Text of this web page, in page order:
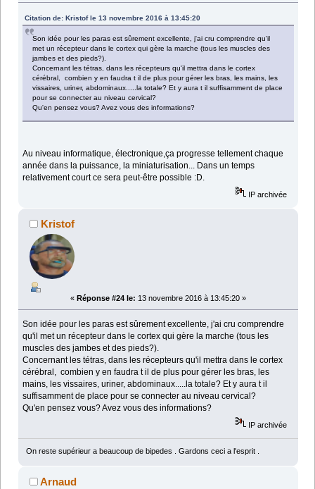
Citation de: Kristof le 13 novembre 2016 à 13:45:20
Son idée pour les paras est sûrement excellente, j'ai cru comprendre qu'il
met un récepteur dans le cortex qui gère la marche (tous les muscles des
jambes et des pieds?).
Concernant les tétras, dans les récepteurs qu'il mettra dans le cortex
cérébral, combien y en faudra t il de plus pour gérer les bras, les mains, les
vissaires, uriner, abdominaux.....la totale? Et y aura t il suffisamment de place
pour se connecter au niveau cervical?
Qu'en pensez vous? Avez vous des informations?
Au niveau informatique, électronique,ça progresse tellement chaque
année dans la puissance, la miniaturisation... Dans un temps
relativement court ce sera peut-être possible :D.
IP archivée
Kristof
« Réponse #24 le: 13 novembre 2016 à 13:45:20 »
Son idée pour les paras est sûrement excellente, j'ai cru comprendre
qu'il met un récepteur dans le cortex qui gère la marche (tous les
muscles des jambes et des pieds?).
Concernant les tétras, dans les récepteurs qu'il mettra dans le cortex
cérébral, combien y en faudra t il de plus pour gérer les bras, les
mains, les vissaires, uriner, abdominaux.....la totale? Et y aura t il
suffisamment de place pour se connecter au niveau cervical?
Qu'en pensez vous? Avez vous des informations?
IP archivée
On reste supérieur a beaucoup de bipedes . Gardons ceci a l'esprit .
Arnaud